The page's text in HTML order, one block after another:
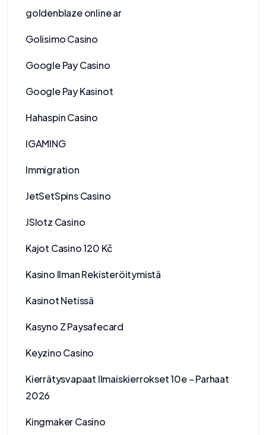
goldenblaze online ar
Golisimo Casino
Google Pay Casino
Google Pay Kasinot
Hahaspin Casino
IGAMING
Immigration
JetSetSpins Casino
JSlotz Casino
Kajot Casino 120 Kč
Kasino Ilman Rekisteröitymistä
Kasinot Netissä
Kasyno Z Paysafecard
Keyzino Casino
Kierrätysvapaat Ilmaiskierrokset 10e – Parhaat
2026
Kingmaker Casino